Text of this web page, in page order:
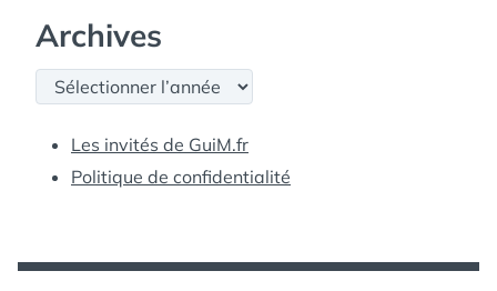
Archives
Archives
Les invités de GuiM.fr
Politique de confidentialité